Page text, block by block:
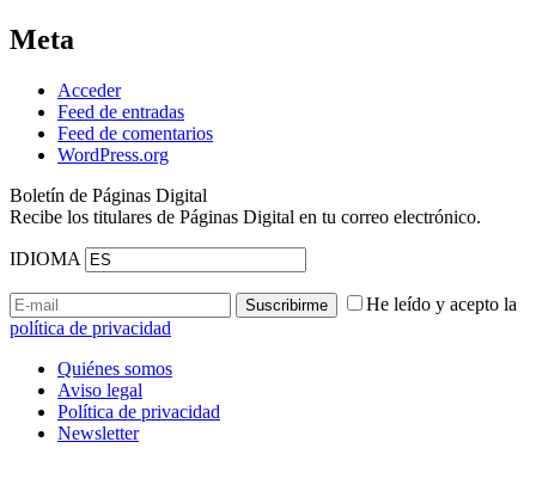
Meta
Acceder
Feed de entradas
Feed de comentarios
WordPress.org
Boletín de Páginas Digital
Recibe los titulares de Páginas Digital en tu correo electrónico.
IDIOMA
He leído y acepto la
política de privacidad
Quiénes somos
Aviso legal
Política de privacidad
Newsletter